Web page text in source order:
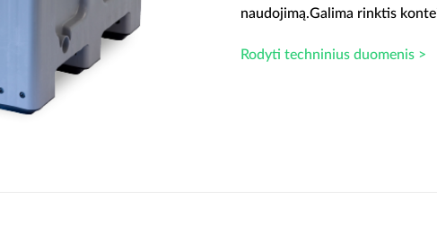
naudojimą.Galima rinktis
Rodyti techninius duomenis >